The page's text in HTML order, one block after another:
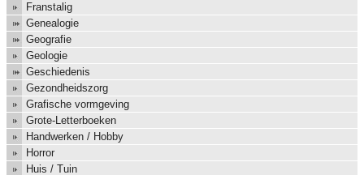
Franstalig
Genealogie
Geografie
Geologie
Geschiedenis
Gezondheidszorg
Grafische vormgeving
Grote-Letterboeken
Handwerken / Hobby
Horror
Huis / Tuin